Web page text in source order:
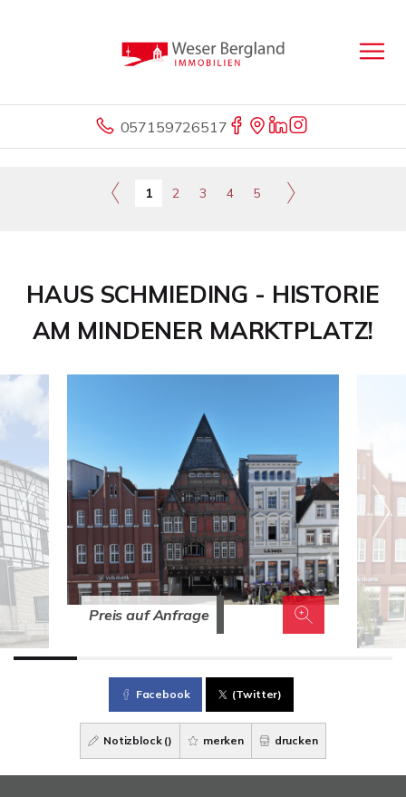
057159726517
1 2 3 4 5
HAUS SCHMIEDING - HISTORIE
AM MINDENER MARKTPLATZ!
Preis auf Anfrage
Facebook (Twitter)
Notizblock () merken drucken